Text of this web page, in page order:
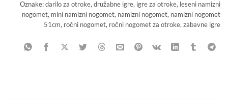
Oznake:darilo za otroke, družabne igre, igre za otroke, leseni namizni
nogomet, mini namizni nogomet, namizni nogomet, namizni nogomet
51cm, ročni nogomet, ročni nogomet za otroke, zabavne igre